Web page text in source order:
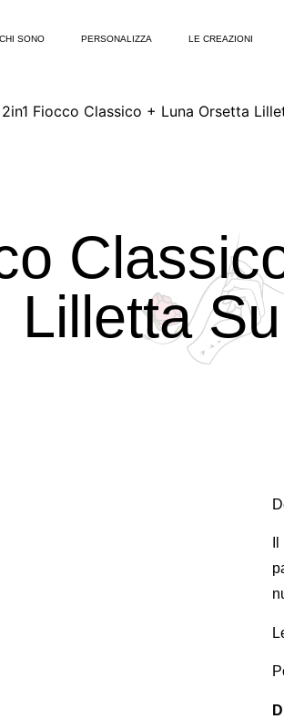
CHI SONO PERSONALIZZA LE CREAZIONI
2in1 Fiocco Classico + Luna Orsetta
Lilletta